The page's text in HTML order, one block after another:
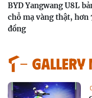
BYD Yangwang U8L
chỗ mạ vàng thật, hơn
đồng
GALLERY